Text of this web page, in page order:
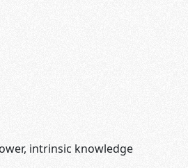
intrinsic knowledge